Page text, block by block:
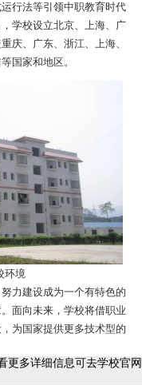
行法等引领中职教育时代
学校设立北京、上海、广
庆、广东、浙江、上海、
国家和地区。
环境
力建设成为一个有特色的
面向未来，学校将借职业
为国家提供更多技术型的
更多详细信息可去学校官网